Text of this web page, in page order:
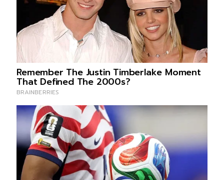
Tags โควิด19 ผู้ติดเชื้อ กทม.
ข่าวที่เกี่ยวข้อง
งหวัดที่มีคำสั่ง/ประกาศให้มีการกักตัวผู้ที่เดิน
ลา 10.00 น.)